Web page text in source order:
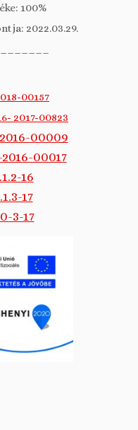
100%
2022.03.29.
00157
2017-00823
00009
2016-00017
16
17
3-17